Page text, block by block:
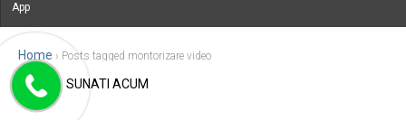
App
Home › Posts tagged montorizare video
Blog ArchivesSUNATI ACUM